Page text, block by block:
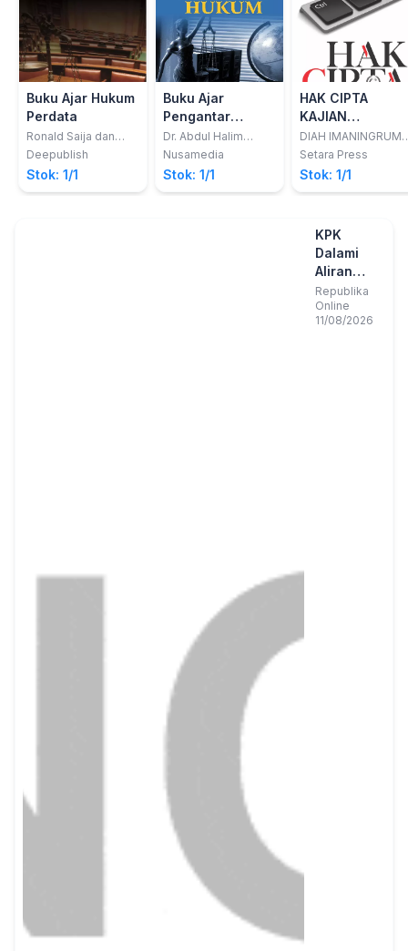
Buku Ajar Hukum
Perdata
Ronald Saija dan
Roger F.X.V. Letsoin
Deepublish
Stok: 1/1
Buku Ajar
Pengantar
Filsafat Hukum
Dr. Abdul Halim
Barkatullah, S.Ag.,
Syahrida, SH., MH
Nusamedia
Stok: 1/1
HAK CIPTA
KAJIAN
FILOSOFIS DAN
HISTORIS
DIAH IMANINGRUM
S.
Setara Press
Stok: 1/1
KPK
Dalami
Aliran
Dana
Korupsi
Bank BJB
Republika
Online
11/08/2026